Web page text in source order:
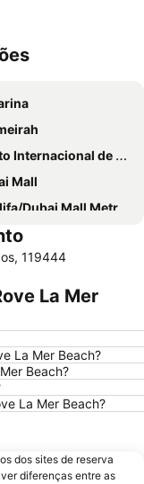
de Dubai
Mall
Dubai Mall Metro Station
Dubai
City
Road
Mall Metro Station
Emirates Towers
119444
La Mer
La Mer Beach?
Beach?
La Mer Beach?
dos sites de reserva
diferenças entre as